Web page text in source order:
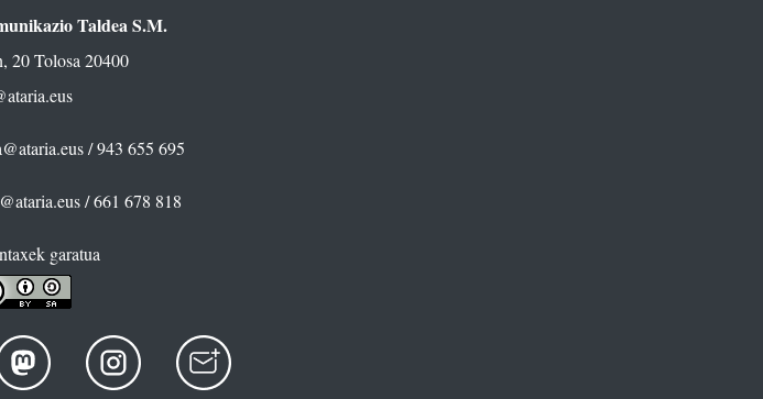
Taldea S.M.
20 Tolosa 20400
/ 943 655 695
/ 661 678 818
garatua